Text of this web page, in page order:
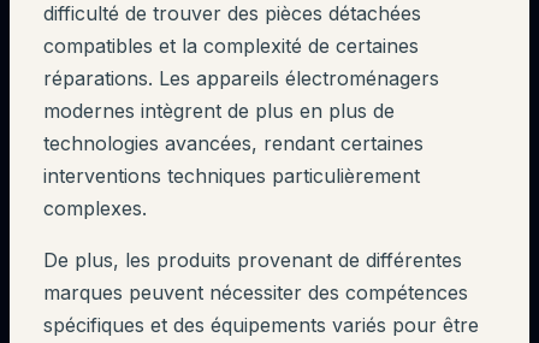
difficulté de trouver des pièces détachées
compatibles et la complexité de certaines
réparations. Les appareils électroménagers
modernes intègrent de plus en plus de
technologies avancées, rendant certaines
interventions techniques particulièrement
complexes.
De plus, les produits provenant de différentes
marques peuvent nécessiter des compétences
spécifiques et des équipements variés pour être